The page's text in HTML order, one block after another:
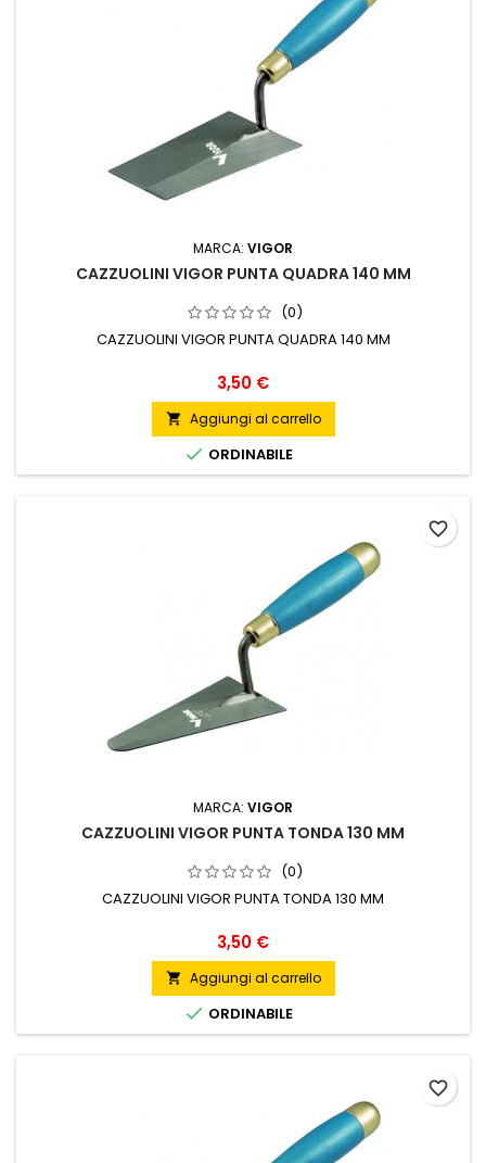
MARCA: VIGOR
CAZZUOLINI VIGOR PUNTA QUADRA 140 MM
(0)
CAZZUOLINI VIGOR PUNTA QUADRA 140 MM
Prezzo
3,50 €
 Aggiungi al carrello
 ORDINABILE
MARCA: VIGOR
CAZZUOLINI VIGOR PUNTA TONDA 130 MM
(0)
CAZZUOLINI VIGOR PUNTA TONDA 130 MM
Prezzo
3,50 €
 Aggiungi al carrello
 ORDINABILE
favorite_border
favorite_border